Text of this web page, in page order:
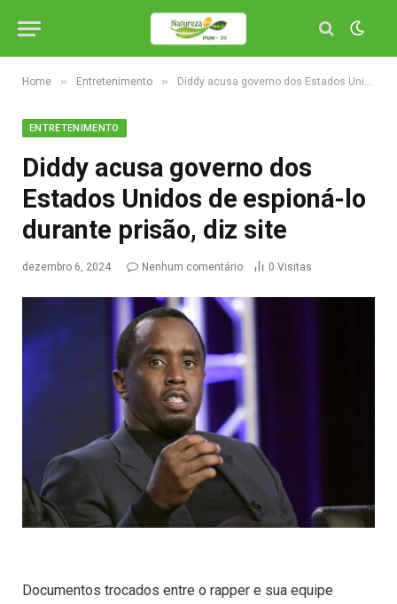
Home » Entretenimento » Diddy acusa governo dos Estados Unidos de espioná-lo durante prisão, diz site
ENTRETENIMENTO
Diddy acusa governo dos
Estados Unidos de espioná-lo
durante prisão, diz site
dezembro 6, 2024 Nenhum comentário 0 Visitas
Documentos trocados entre o rapper e sua equipe